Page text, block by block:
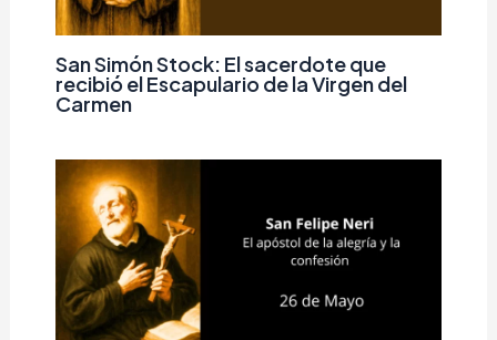
San Simón Stock: El sacerdote que
recibió el Escapulario de la Virgen del
Carmen